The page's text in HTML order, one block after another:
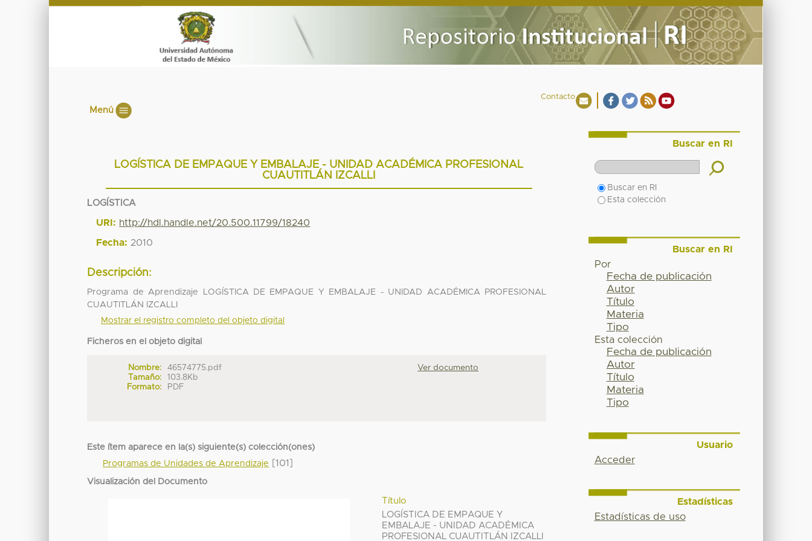
Contacto
Menú
LOGÍSTICA DE EMPAQUE Y EMBALAJE - UNIDAD ACADÉMICA PROFESIONAL
CUAUTITLÁN IZCALLI
LOGÍSTICA
URI: http://hdl.handle.net/20.500.11799/18240
Fecha: 2010
Descripción:
Programa de Aprendizaje LOGÍSTICA DE EMPAQUE Y EMBALAJE - UNIDAD ACADÉMICA PROFESIONAL
CUAUTITLÁN IZCALLI
Mostrar el registro completo del objeto digital
Ficheros en el objeto digital
Nombre:
46574775.pdf
Tamaño:
103.8Kb
Formato:
PDF
Ver documento
Este ítem aparece en la(s) siguiente(s) colección(ones)
Programas de Unidades de Aprendizaje
[101]
Visualización del Documento
Título
LOGÍSTICA DE EMPAQUE Y
EMBALAJE - UNIDAD ACADÉMICA
PROFESIONAL CUAUTITLÁN IZCALLI
Buscar en RI
Buscar en RI
Esta colección
Buscar en RI
Por
Fecha de publicación
Autor
Título
Materia
Tipo
Esta colección
Fecha de publicación
Autor
Título
Materia
Tipo
Usuario
Acceder
Estadísticas
Estadísticas de uso